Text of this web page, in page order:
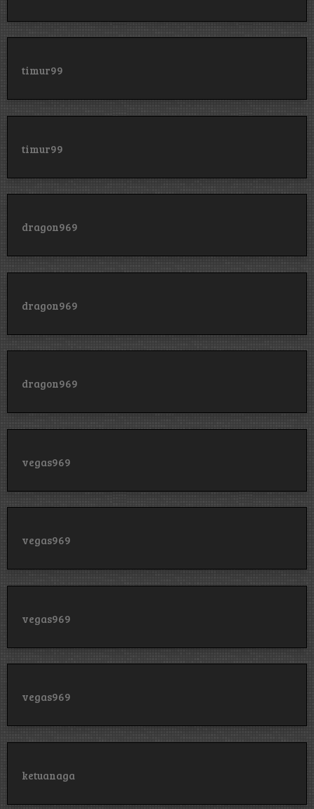
timur99
timur99
dragon969
dragon969
dragon969
vegas969
vegas969
vegas969
vegas969
ketuanaga